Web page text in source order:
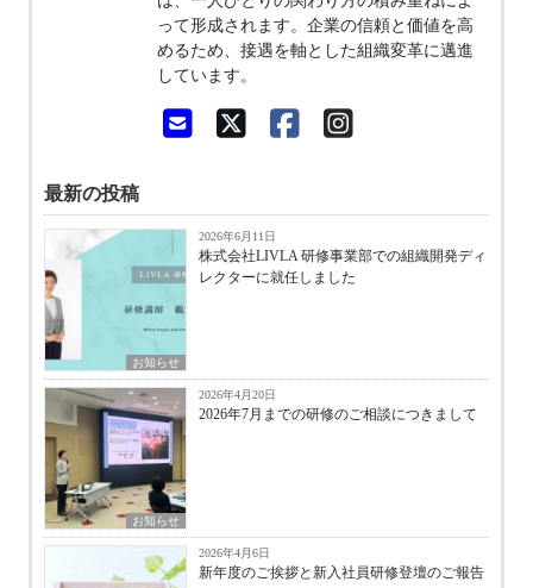
って形成されます。企業の信頼と価値を高
めるため、接遇を軸とした組織変革に邁進
しています。
最新の投稿
お知らせ
2026年6月11日
株式会社LIVLA 研修事業部での組織開発ディ
レクターに就任しました
お知らせ
2026年4月20日
2026年7月までの研修のご相談につきまして
2026年4月6日
新年度のご挨拶と新入社員研修登壇のご報告